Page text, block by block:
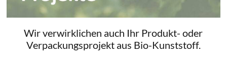
Wir verwirklichen auch Ihr Produkt- oder
Verpackungsprojekt aus Bio-Kunststoff.